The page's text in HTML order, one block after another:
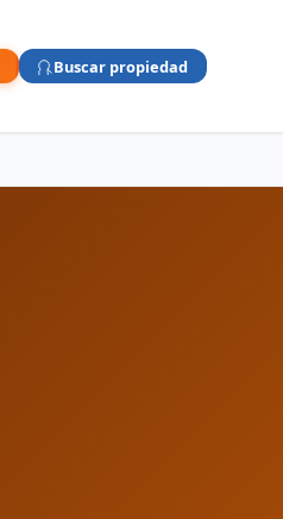
Buscar propiedad